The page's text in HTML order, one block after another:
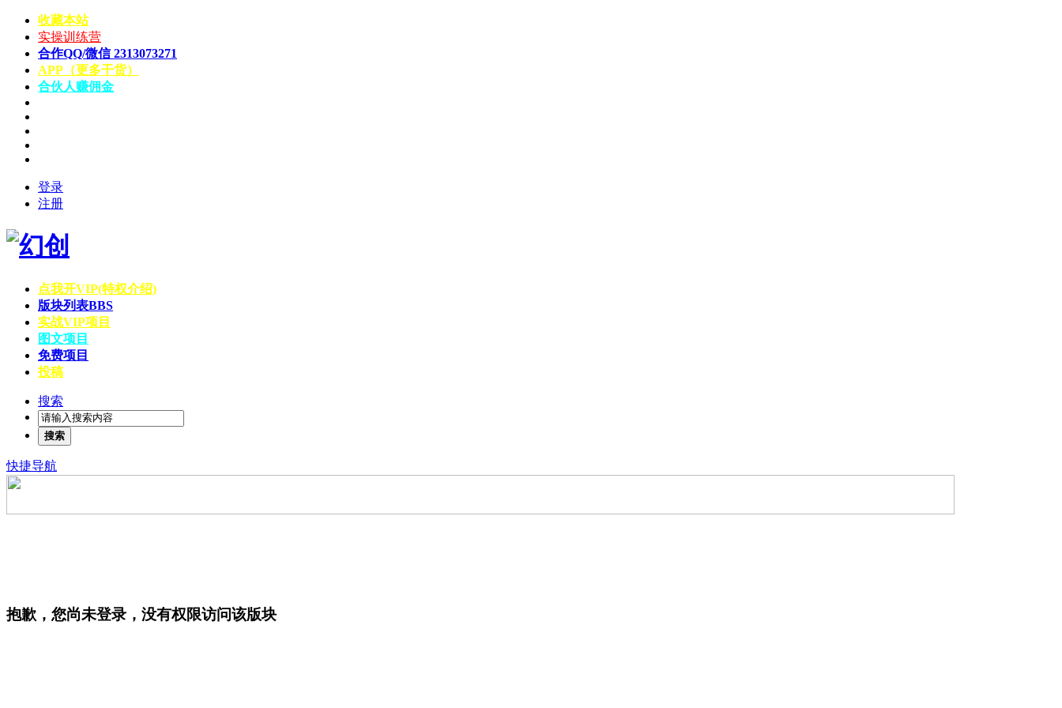
收藏本站
实操训练营
合作QQ/微信 2313073271
APP（更多干货）
合伙人赚佣金
登录
注册
点我开VIP(特权介绍)
版块列表BBS
实战VIP项目
图文项目
免费项目
投稿
搜索
搜索
快捷导航
抱歉，您尚未登录，没有权限访问该版块